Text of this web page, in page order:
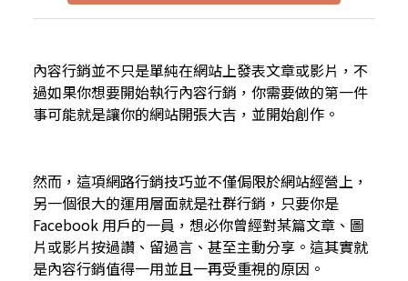
內容行銷並不只是單純在網站上發表文章或影片，不
過如果你想要開始執行內容行銷，你需要做的第一件
事可能就是讓你的網站開張大吉，並開始創作。
然而，這項網路行銷技巧並不僅侷限於網站經營上，
另一個很大的運用層面就是社群行銷，只要你是
Facebook 用戶的一員，想必你曾經對某篇文章、圖
片或影片按過讚、留過言、甚至主動分享。這其實就
是內容行銷值得一用並且一再受重視的原因。